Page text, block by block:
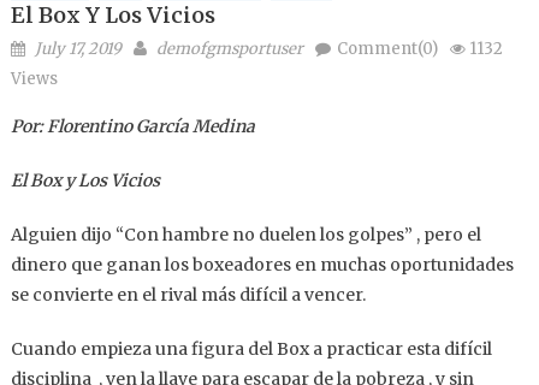
El Box Y Los Vicios
Posted on
July 17, 2019 Author
demofgmsportuser Comment(0)
1132
Views
Por: Florentino García Medina
El Box y Los Vicios
Alguien dijo “Con hambre no duelen los golpes” , pero el
dinero que ganan los boxeadores en muchas oportunidades
se convierte en el rival más difícil a vencer.
Cuando empieza una figura del Box a practicar esta difícil
disciplina , ven la llave para escapar de la pobreza , y sin